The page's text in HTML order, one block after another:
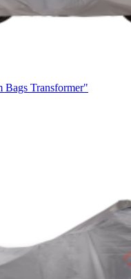
Bags Transformer"